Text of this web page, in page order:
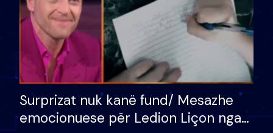
Surprizat nuk kanë fund/ Mesazhe
emocionuese për Ledion Liçon nga